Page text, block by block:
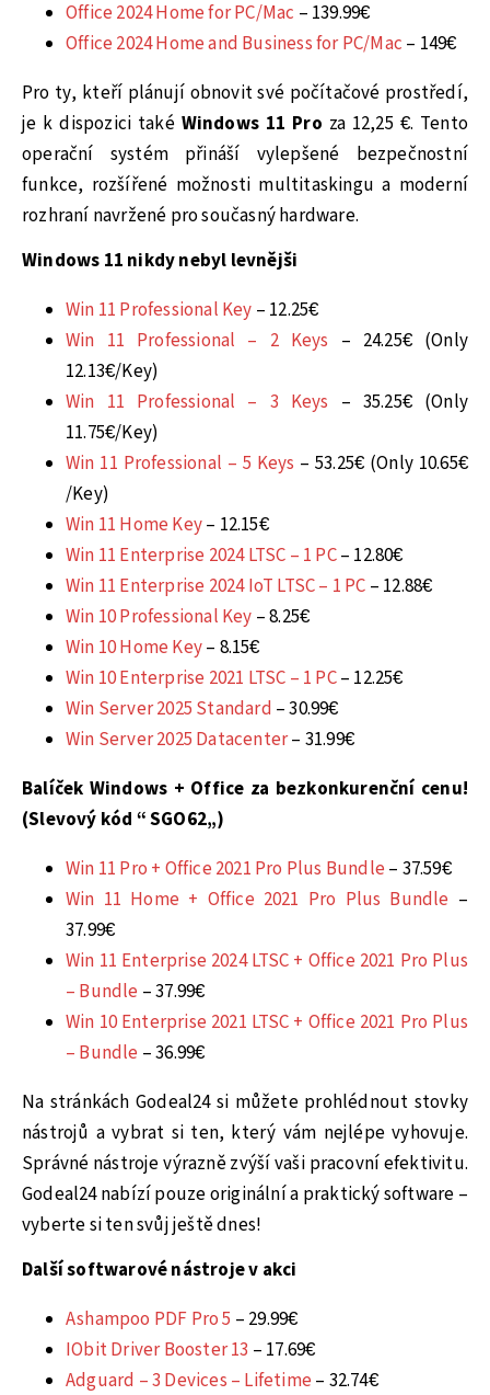
Office 2024 Home for PC/Mac – 139.99€
Office 2024 Home and Business for PC/Mac – 149€
Pro ty, kteří plánují obnovit své počítačové prostředí,
je k dispozici také Windows 11 Pro za 12,25 €. Tento
operační systém přináší vylepšené bezpečnostní
funkce, rozšířené možnosti multitaskingu a moderní
rozhraní navržené pro současný hardware.
Windows 11 nikdy nebyl levnějši
Win 11 Professional Key – 12.25€
Win 11 Professional – 2 Keys – 24.25€ (Only
12.13€/Key)
Win 11 Professional – 3 Keys – 35.25€ (Only
11.75€/Key)
Win 11 Professional – 5 Keys – 53.25€ (Only 10.65€
/Key)
Win 11 Home Key– 12.15€
Win 11 Enterprise 2024 LTSC – 1 PC– 12.80€
Win 11 Enterprise 2024 IoT LTSC – 1 PC – 12.88€
Win 10 Professional Key – 8.25€
Win 10 Home Key– 8.15€
Win 10 Enterprise 2021 LTSC – 1 PC– 12.25€
Win Server 2025 Standard – 30.99€
Win Server 2025 Datacenter– 31.99€
Balíček Windows + Office za bezkonkurenční cenu!
(Slevový kód “SGO62„)
Win 11 Pro + Office 2021 Pro Plus Bundle – 37.59€
Win 11 Home + Office 2021 Pro Plus Bundle –
37.99€
Win 11 Enterprise 2024 LTSC + Office 2021 Pro Plus
– Bundle – 37.99€
Win 10 Enterprise 2021 LTSC + Office 2021 Pro Plus
– Bundle – 36.99€
Na stránkách Godeal24 si můžete prohlédnout stovky
nástrojů a vybrat si ten, který vám nejlépe vyhovuje.
Správné nástroje výrazně zvýší vaši pracovní efektivitu.
Godeal24 nabízí pouze originální a praktický software –
vyberte si ten svůj ještě dnes!
Další softwarové nástroje v akci
Ashampoo PDF Pro 5 – 29.99€
IObit Driver Booster 13 – 17.69€
Adguard – 3 Devices – Lifetime – 32.74€